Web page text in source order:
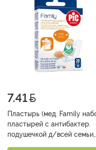
7.41
Пластырь (мед. Family
пластырей с антибактер.
подушечкой д/всей семьи,